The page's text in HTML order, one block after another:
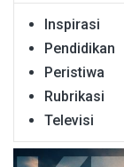
Inspirasi
Pendidikan
Peristiwa
Rubrikasi
Televisi